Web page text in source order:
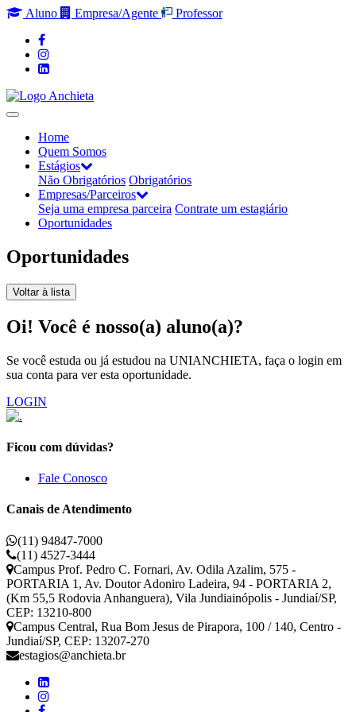
Aluno Empresa/Agente Professor
Home
Quem Somos
Estágios
Não Obrigatórios Obrigatórios
Empresas/Parceiros
Seja uma empresa parceira Contrate um estagiário
Oportunidades
Oportunidades
Voltar à lista
Oi! Você é nosso(a) aluno(a)?
Se você estuda ou já estudou na UNIANCHIETA, faça o login em
sua conta para ver esta oportunidade.
LOGIN
Ficou com dúvidas?
Fale Conosco
Canais de Atendimento
(11) 94847-7000
(11) 4527-3444
Campus Prof. Pedro C. Fornari, Av. Odila Azalim, 575 -
PORTARIA 1, Av. Doutor Adoniro Ladeira, 94 - PORTARIA 2,
(Km 55,5 Rodovia Anhanguera), Vila Jundiainópolis - Jundiaí/SP,
CEP: 13210-800
Campus Central, Rua Bom Jesus de Pirapora, 100 / 140, Centro -
Jundiaí/SP, CEP: 13207-270
estagios@anchieta.br